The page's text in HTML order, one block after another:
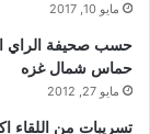
مايو 10, 2017
حسب صحيفة الراي
حماس شمال غزه
مايو 27, 2012
تسريبات من